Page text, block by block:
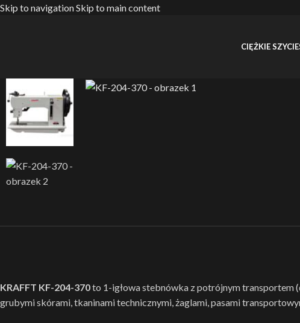
Skip to navigationSkip to main content
CIĘŻKIE SZYCIE
KRAFFT KF-204-370to 1-igłowa stebnówka z potrójnym transportem
grubymi skórami, tkaninami technicznymi, żaglami, pasami